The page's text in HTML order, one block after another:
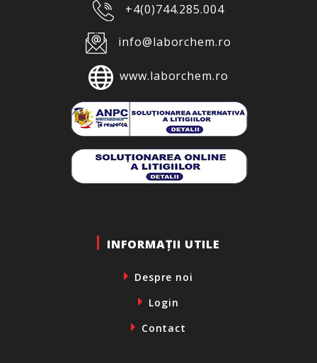
+4(0)744.285.004
info@laborchem.ro
www.laborchem.ro
INFORMAȚII UTILE
Despre noi
Login
Contact